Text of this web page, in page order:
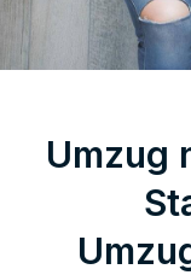
Umzug